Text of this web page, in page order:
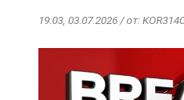
19:03, 03.07.2026 / от: